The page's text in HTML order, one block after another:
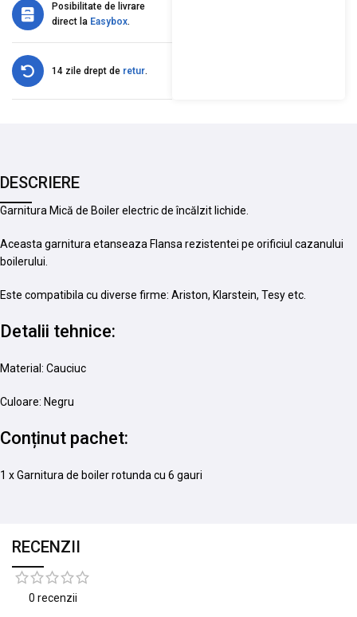
Posibilitate de livrare
direct la Easybox.
14 zile drept de retur.
DESCRIERE
Garnitura Mică de Boiler electric de încălzit lichide.
Aceasta garnitura etanseaza Flansa rezistentei pe orificiul cazanului
boilerului.
Este compatibila cu diverse firme: Ariston, Klarstein, Tesy etc.
Detalii tehnice:
Material: Cauciuc
Culoare: Negru
Conținut pachet:
1 x Garnitura de boiler rotunda cu 6 gauri
RECENZII
0 recenzii